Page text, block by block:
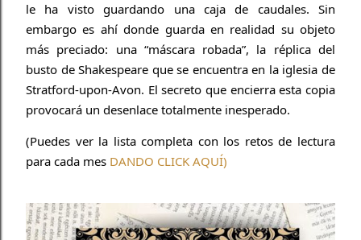
le ha visto guardando una caja de caudales. Sin
embargo es ahí donde guarda en realidad su objeto
más preciado: una “máscara robada”, la réplica del
busto de Shakespeare que se encuentra en la iglesia de
Stratford-upon-Avon. El secreto que encierra esta copia
provocará un desenlace totalmente inesperado.
(Puedes ver la lista completa con los retos de lectura
para cada mes DANDO CLICK AQUÍ)